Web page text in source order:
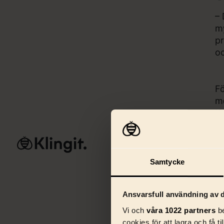
Samtycke
Ansvarsfull användning av
Vi och våra 1022 partners
cookies för att lagra och få
–